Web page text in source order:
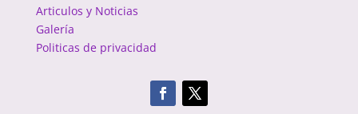
Articulos y Noticias
Galería
Politicas de privacidad